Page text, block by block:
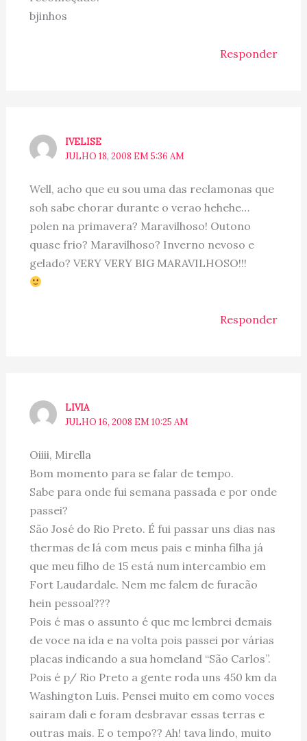
bjinhos
Responder
IVELISE
JULHO 18, 2008 EM 5:36 AM
Well, acho que eu sou uma das reclamonas que
soh sabe chorar durante o verao hehehe…
polen na primavera? Maravilhoso! Outono
quase frio? Maravilhoso? Inverno nevoso e
gelado? VERY VERY BIG MARAVILHOSO!!!
Responder
LIVIA
JULHO 16, 2008 EM 10:25 AM
Oiiii, Mirella
Bom momento para se falar de tempo.
Sabe para onde fui semana passada e por onde
passei?
São José do Rio Preto. É fui passar uns dias nas
thermas de lá com meus pais e minha filha já
que meu filho de 15 está num intercambio em
Fort Laudardale. Nem me falem de furacão
hein pessoal???
Pois é mas o assunto é que me lembrei demais
de voce na ida e na volta pois passei por várias
placas indicando a sua homeland “São Carlos”.
Pois é p/ Rio Preto a gente roda uns 450 km da
Washington Luis. Pensei muito em como voces
sairam dali e foram desbravar essas terras e
outras mais. E o tempo?? Ah! tava lindo, muito